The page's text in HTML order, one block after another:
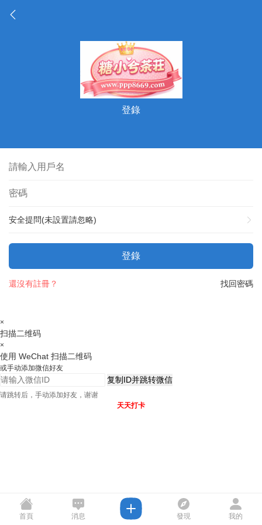
登錄
安全提問(未設置請忽略)
登錄
找回密碼
還沒有註冊？
×
扫描二维码
×
使用 WeChat 扫描二维码
或手动添加微信好友
复制ID并跳转微信
请跳转后，手动添加好友，谢谢
天天打卡
首頁 消息 發現 我的